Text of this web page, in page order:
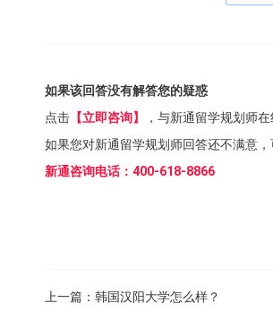
如果该回答没有解答您的疑惑
点击 【立即咨询】
，与新通留学规划师在
如果您对新通留学规划师回答还不满意，
新通咨询电话：400-618-8866
上一篇： 韩国汉阳大学怎么样？